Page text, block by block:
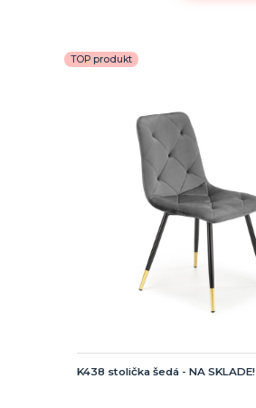
TOP produkt
K438 stolička šedá - NA SKLADE!